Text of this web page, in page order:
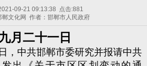
09-21 09:13:38 点击:881
郸文化网 作者：邯郸市人民政府
九月二十一日
日，中共邯郸市委研究并报请中共